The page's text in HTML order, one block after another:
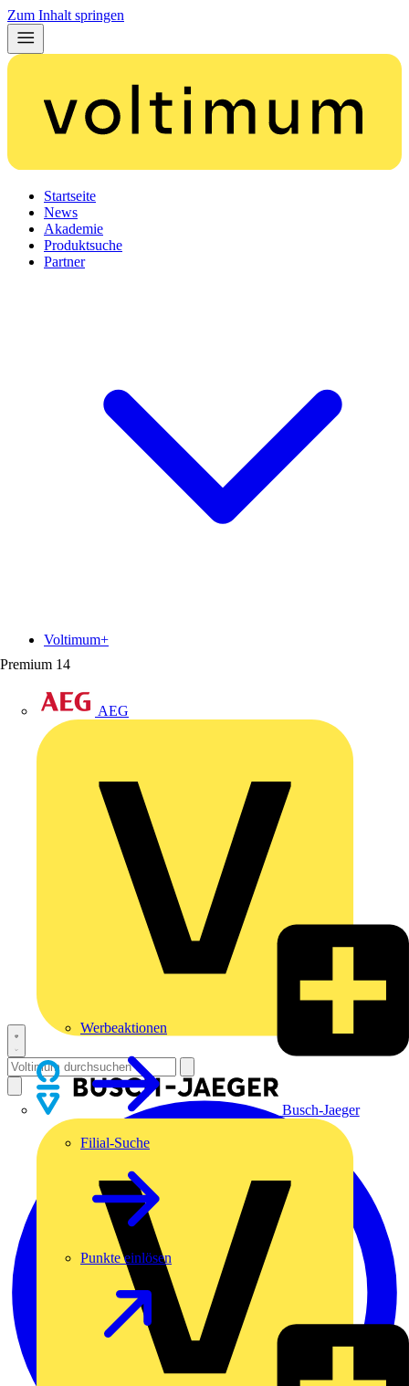
Zum Inhalt springen
Startseite
News
Akademie
Produktsuche
Partner
Premium 14
AEG
Busch-Jaeger
Voltimum+
Werbeaktionen
Filial-Suche
Punkte einlösen